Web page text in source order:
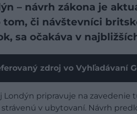
– návrh zákona je
či návštevníci
sa očakáva v
zdroj vo Vyhľadávaní
Londýn pripravuje na zavedenie
v ubytovaní. Návrh